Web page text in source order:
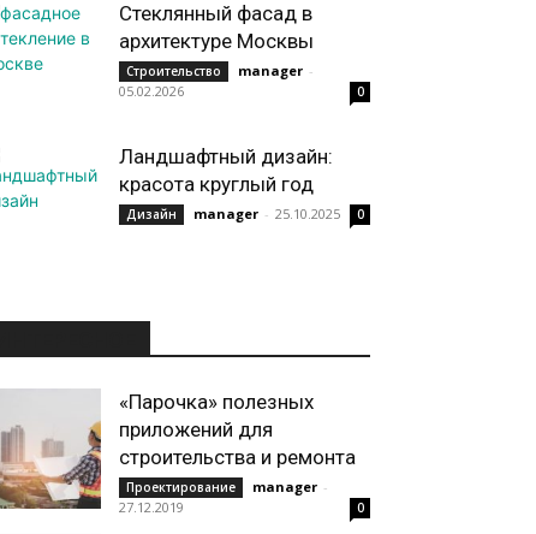
Стеклянный фасад в
архитектуре Москвы
Строительство manager -
05.02.2026
0
Ландшафтный дизайн:
красота круглый год
Дизайн manager - 25.10.2025 0
«Парочка» полезных
приложений для
строительства и ремонта
Проектирование manager -
27.12.2019
0